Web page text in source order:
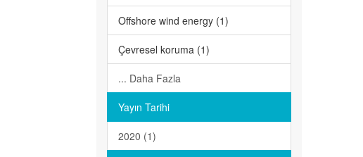
Offshore wind energy (1)
Çevresel koruma (1)
... Daha Fazla
Yayın Tarihi
2020 (1)